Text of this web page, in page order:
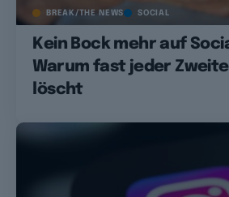
BREAK/THE NEWS SOCIAL
Kein Bock mehr auf
Warum fast jeder
löscht